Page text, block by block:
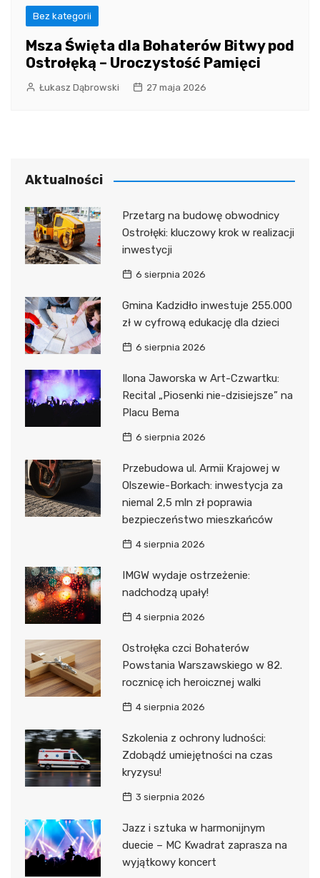
Bez kategorii
Msza Święta dla Bohaterów Bitwy pod
Ostrołęką – Uroczystość Pamięci
Łukasz Dąbrowski 27 maja 2026
Aktualności
Przetarg na budowę obwodnicy
Ostrołęki: kluczowy krok w realizacji
inwestycji
6 sierpnia 2026
Gmina Kadzidło inwestuje 255.000
zł w cyfrową edukację dla dzieci
6 sierpnia 2026
Ilona Jaworska w Art-Czwartku:
Recital „Piosenki nie-dzisiejsze” na
Placu Bema
6 sierpnia 2026
Przebudowa ul. Armii Krajowej w
Olszewie-Borkach: inwestycja za
niemal 2,5 mln zł poprawia
bezpieczeństwo mieszkańców
4 sierpnia 2026
IMGW wydaje ostrzeżenie:
nadchodzą upały!
4 sierpnia 2026
Ostrołęka czci Bohaterów
Powstania Warszawskiego w 82.
rocznicę ich heroicznej walki
4 sierpnia 2026
Szkolenia z ochrony ludności:
Zdobądź umiejętności na czas
kryzysu!
3 sierpnia 2026
Jazz i sztuka w harmonijnym
duecie – MC Kwadrat zaprasza na
wyjątkowy koncert